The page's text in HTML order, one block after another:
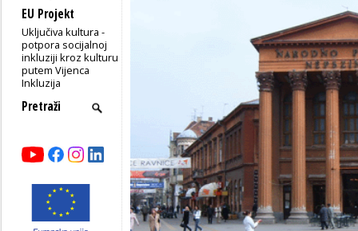
EU Projekt
Uključiva kultura -
potpora socijalnoj
inkluziji kroz kulturu
putem Vijenca
Inkluzija